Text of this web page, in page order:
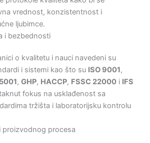
vrednost, konzistentnost i
ljubimce.
i bezbednosti
o kvalitetu i nauci navedeni su
i sistemi kao što su ISO 9001,
, GHP, HACCP, FSSC 22000i IFS
fokus na usklađenost sa
tržišta i laboratorijsku kontrolu
proizvodnog procesa